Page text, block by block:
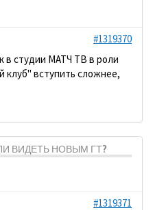
#1319370
в студии МАТЧ ТВ в роли
клуб" вступить сложнее,
ВИДЕТЬ НОВЫМ ГТ?
#1319371